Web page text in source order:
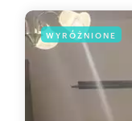
WYRÓŻNIONE